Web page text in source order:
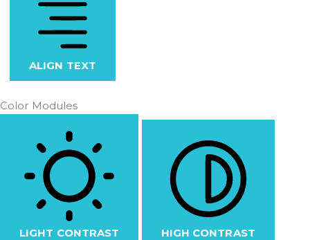
ALIGN TEXT
Color Modules
LIGHT CONTRAST HIGH CONTRAST